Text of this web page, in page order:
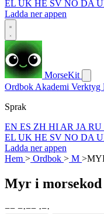
EL UK HE SV NO DA
Ladda ner appen
MorseKit
Ordbok Akademi Verktyg
Sprak
EN ES ZH HI AR JA RU
EL UK HE SV NO DA
Ladda ner appen
Hem > Ordbok > M >
Myr i morsekod
−− −·−− ·−·